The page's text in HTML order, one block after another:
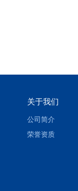
关于我们
公司简介
荣誉资质